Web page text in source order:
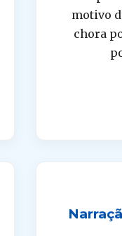
motivo
chora